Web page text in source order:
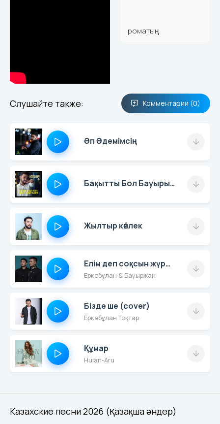
Казахские песни 2026 (Қазақша әндер)
роматың
Слушайте также: Комментарии (0)
Әп Әдемімсің
Бақытты Бол Бауырым
Жылтыр көйлек
Елім деп соқсын жүрегің
Еркебұлан & Бауыржан
Бізде ше (cover)
Еркебұлан Тоқтар
Құмар
Hulan-Aru